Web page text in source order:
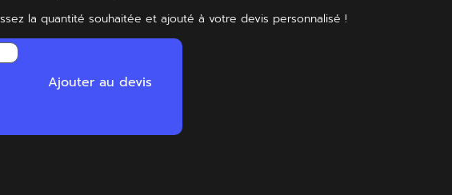
la quantité souhaitée et ajouté à votre devis personnalisé !
Ajouter au devis